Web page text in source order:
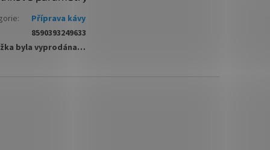
:
Příprava kávy
8590393249633
byla vyprodána…